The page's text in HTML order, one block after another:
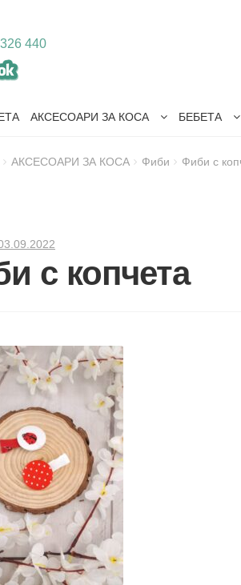
440
АКСЕСОАРИ ЗА КОСА БЕБЕТА
АКСЕСОАРИ ЗА КОСА Фиби Фиби с
с копчета